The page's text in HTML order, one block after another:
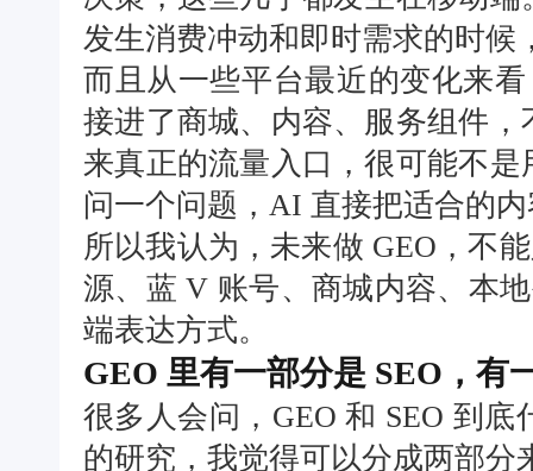
发生消费冲动和即时需求的时候
而且从一些平台最近的变化来
接进了商城、内容、服务组件
来真正的流量入口，很可能不
问一个问题，AI 直接把适合的
所以我认为，未来做 GEO，不
源、蓝 V 账号、商城内容、本
端表达方式。
GEO 里有一部分是 SEO，有
很多人会问，GEO 和 SEO 到
的研究，我觉得可以分成两部分